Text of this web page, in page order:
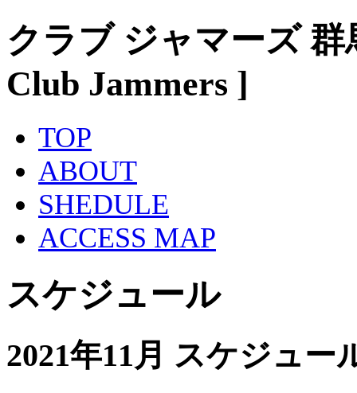
クラブ ジャマーズ
Club Jammers ]
TOP
ABOUT
SHEDULE
ACCESS MAP
スケジュール
2021年11月 スケジュー